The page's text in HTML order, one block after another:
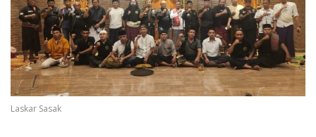
Laskar Sasak